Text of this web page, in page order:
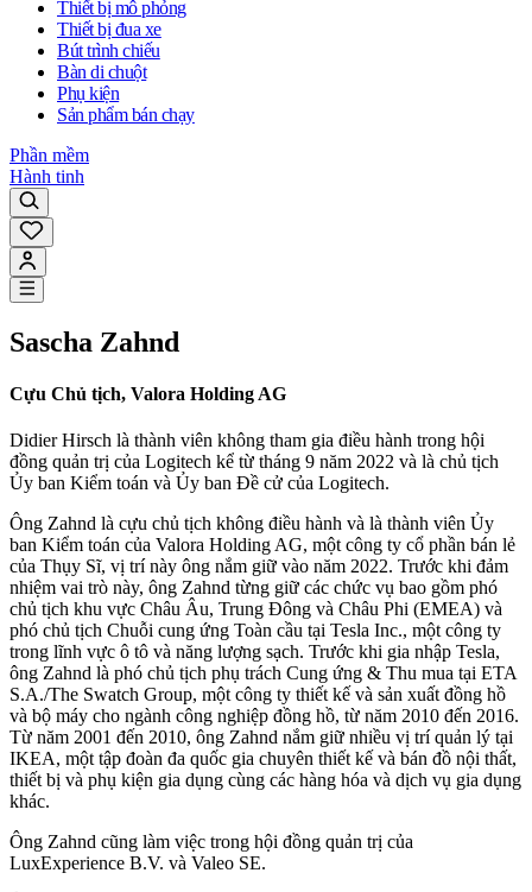
Thiết bị mô phỏng
Thiết bị đua xe
Bút trình chiếu
Bàn di chuột
Phụ kiện
Sản phẩm bán chạy
Phần mềm
Hành tinh
Sascha Zahnd
Cựu Chủ tịch, Valora Holding AG
Didier Hirsch là thành viên không tham gia điều hành trong hội
đồng quản trị của Logitech kể từ tháng 9 năm 2022 và là chủ tịch
Ủy ban Kiểm toán và Ủy ban Đề cử của Logitech.
Ông Zahnd là cựu chủ tịch không điều hành và là thành viên Ủy
ban Kiểm toán của Valora Holding AG, một công ty cổ phần bán lẻ
của Thụy Sĩ, vị trí này ông nắm giữ vào năm 2022. Trước khi đảm
nhiệm vai trò này, ông Zahnd từng giữ các chức vụ bao gồm phó
chủ tịch khu vực Châu Âu, Trung Đông và Châu Phi (EMEA) và
phó chủ tịch Chuỗi cung ứng Toàn cầu tại Tesla Inc., một công ty
trong lĩnh vực ô tô và năng lượng sạch. Trước khi gia nhập Tesla,
ông Zahnd là phó chủ tịch phụ trách Cung ứng & Thu mua tại ETA
S.A./The Swatch Group, một công ty thiết kế và sản xuất đồng hồ
và bộ máy cho ngành công nghiệp đồng hồ, từ năm 2010 đến 2016.
Từ năm 2001 đến 2010, ông Zahnd nắm giữ nhiều vị trí quản lý tại
IKEA, một tập đoàn đa quốc gia chuyên thiết kế và bán đồ nội thất,
thiết bị và phụ kiện gia dụng cùng các hàng hóa và dịch vụ gia dụng
khác.
Ông Zahnd cũng làm việc trong hội đồng quản trị của
LuxExperience B.V. và Valeo SE.